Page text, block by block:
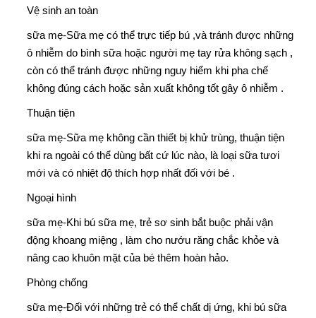
Vệ sinh an toàn
sữa mẹ-Sữa mẹ có thể trực tiếp bú ,và tránh được những
ô nhiễm do bình sữa hoặc người mẹ tay rửa không sạch ,
còn có thể tránh được những nguy hiểm khi pha chế
không đúng cách hoặc sản xuất không tốt gây ô nhiễm .
Thuận tiện
sữa mẹ-Sữa mẹ không cần thiết bị khử trùng, thuận tiện
khi ra ngoài có thể dùng bất cứ lúc nào, là loại sữa tươi
mới và có nhiệt độ thích hợp nhất đối với bé .
Ngoại hình
sữa mẹ-Khi bú sữa mẹ, trẻ sơ sinh bắt buộc phải vận
động khoang miệng , làm cho nướu răng chắc khỏe và
nâng cao khuôn mặt của bé thêm hoàn hảo.
Phòng chống
sữa mẹ-Đối với những trẻ có thể chất dị ứng, khi bú sữa